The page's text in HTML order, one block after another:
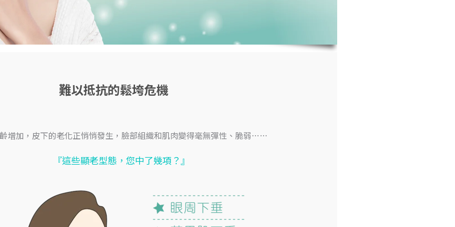
難以抵抗的鬆垮危機
增加，皮下的老化正悄悄發生，臉部組織和肌肉變得毫無彈性、脆弱……
『這些顯老型態，您中了幾項？』